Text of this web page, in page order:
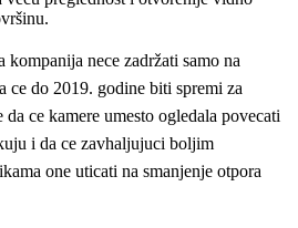
kompanija nece zadržati samo na
ce do 2019. godine biti spremi za
ce kamere umesto ogledala povecati
i da ce zavhaljujuci boljim
one uticati na smanjenje otpora